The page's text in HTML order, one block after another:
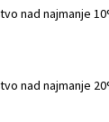
nad najmanje
nad najmanje